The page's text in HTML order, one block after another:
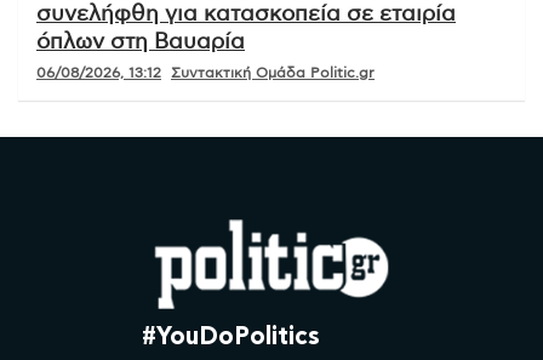
συνελήφθη για κατασκοπεία σε εταιρία
όπλων στη Βαυαρία
06/08/2026, 13:12 Συντακτική Ομάδα Politic.gr
#YouDoPolitics